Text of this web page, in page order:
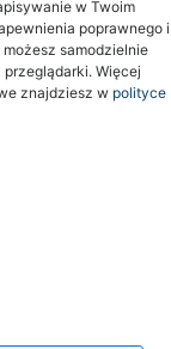
w Twoim
poprawnego i
samodzielnie
Więcej
znajdziesz w polityce